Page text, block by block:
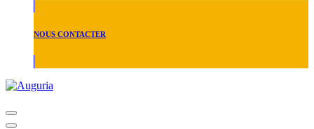
NOUS CONTACTER